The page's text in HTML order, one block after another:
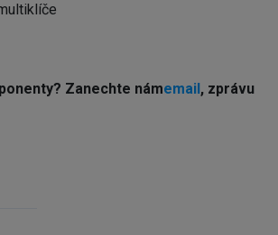
Zanechte námemail , zprávu